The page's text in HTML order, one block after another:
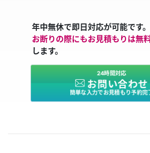
年中無休で即日対応が可能です。
お断りの際にもお見積もりは無
します。
24時間対応
お問い合わせ
簡単な入力でお見積もり予約完